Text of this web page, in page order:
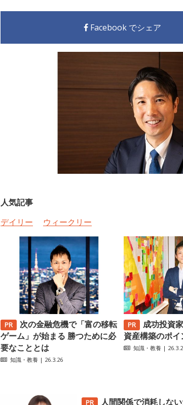
Facebook でシェア
人気記事
デイリー
ウィークリー
次の金融危機で「富の移転
ゲーム」が始まる 勝つために必
要なこととは
知識・教養 | 26.3.26
成功投資
資産構築のポイ
知識・教養 |
人間関係で消耗しな